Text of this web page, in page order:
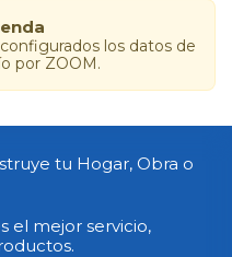
los datos de
por ZOOM.
tu Hogar, Obra o
el mejor servicio,